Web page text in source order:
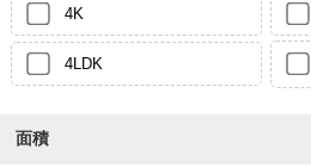
4K
4LDK
面積